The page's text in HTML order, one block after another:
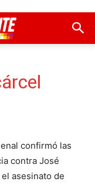
confirmó las
contra José
asesinato de